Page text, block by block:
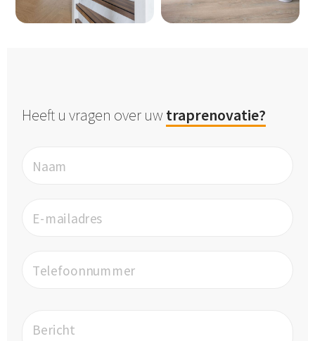
Heeft u vragen over uwtraprenovatie?
Naam
E-mailadres
Telefoonnummer
Bericht